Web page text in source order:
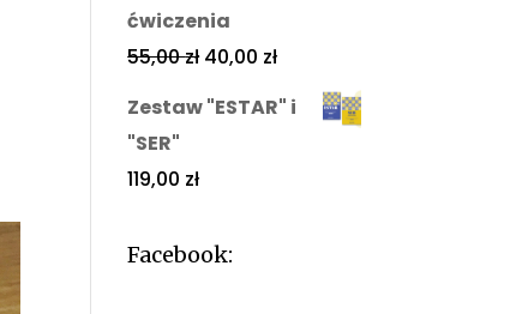
ćwiczenia
55,00zł 40,00 zł
Zestaw "ESTAR" i
"SER"
119,00 zł
Facebook: